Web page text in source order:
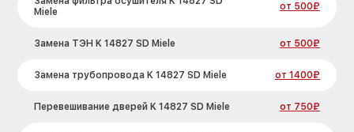
Miele
от 500₽
Замена ТЭН K 14827 SD Miele от 500₽
Замена трубопровода K 14827 SD Miele от 1400₽
Перевешивание дверей K 14827 SD Miele от 750₽